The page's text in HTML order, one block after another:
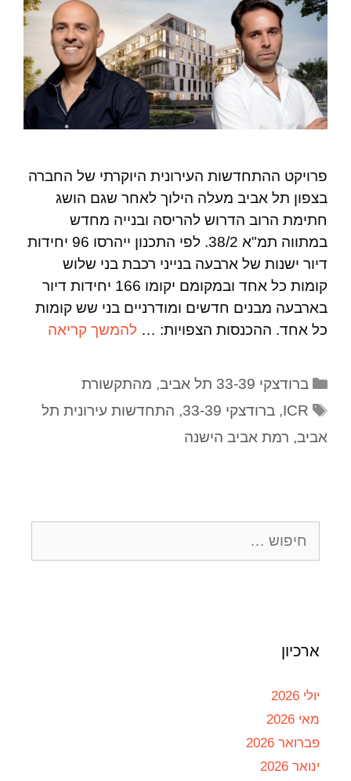
פרויקט ההתחדשות העירונית היוקרתי של החברה
בצפון תל אביב מעלה הילוך לאחר שגם הושג
חתימת הרוב הדרוש להריסה ובנייה מחדש
במתווה תמ"א 38/2. לפי התכנון ייהרסו 96 יחידות
דיור ישנות של ארבעה בנייני רכבת בני שלוש
קומות כל אחד ובמקומם יקומו 166 יחידות דיור
בארבעה מבנים חדשים ומודרניים בני שש קומות
כל אחד. ההכנסות הצפויות: … להמשך קריאה
ברודצקי 33-39 תל אביב , מהתקשורת
ICR
,ברודצקי 33-39 , התחדשות עירונית תל
אביב, רמת אביב הישנה
ארכיון
יולי 2026
מאי 2026
פברואר 2026
ינואר 2026